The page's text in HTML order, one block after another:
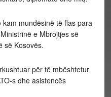
mundësinë të flas para
e Mbrojtjes së
së Kosovës.
për të mbështetur
s dhe asistencës